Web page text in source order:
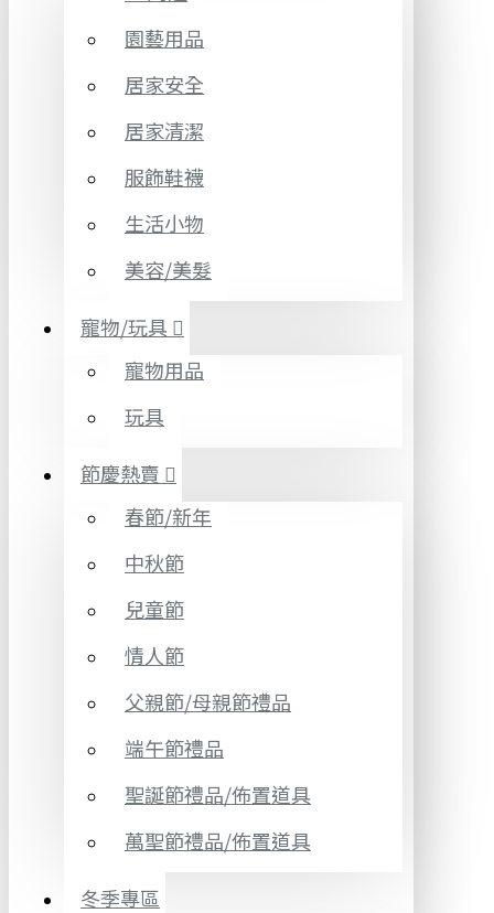
園藝用品
居家安全
居家清潔
服飾鞋襪
生活小物
美容/美髮
寵物/玩具
寵物用品
玩具
節慶熱賣
春節/新年
中秋節
兒童節
情人節
父親節/母親節禮品
端午節禮品
聖誕節禮品/佈置道具
萬聖節禮品/佈置道具
冬季專區